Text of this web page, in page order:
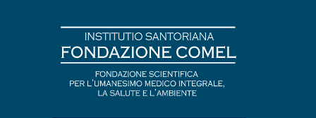
Dal Mondo Sanitario
De Litteris et Artibus
Editoriale